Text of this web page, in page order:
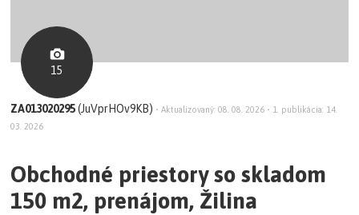
15
ZA013020295(JuVprHOv9KB) • Aktualizovaný: 08. 08. 2026 • 1. publikácia: 14.
03. 2026
Obchodné priestory so skladom
150 m2, prenájom, Žilina